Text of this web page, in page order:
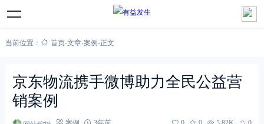
当前位置： 首页-文章-案例-正文
京东物流携手微博助力全民公益营
销案例